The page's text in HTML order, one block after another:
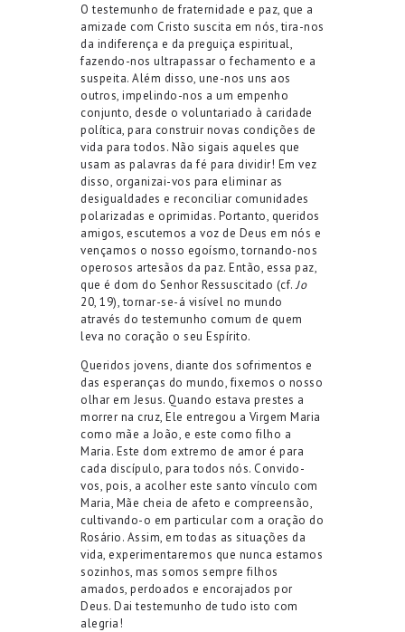
O testemunho de fraternidade e paz, que a
amizade com Cristo suscita em nós, tira-nos
da indiferença e da preguiça espiritual,
fazendo-nos ultrapassar o fechamento e a
suspeita. Além disso, une-nos uns aos
outros, impelindo-nos a um empenho
conjunto, desde o voluntariado à caridade
política, para construir novas condições de
vida para todos. Não sigais aqueles que
usam as palavras da fé para dividir! Em vez
disso, organizai-vos para eliminar as
desigualdades e reconciliar comunidades
polarizadas e oprimidas. Portanto, queridos
amigos, escutemos a voz de Deus em nós e
vençamos o nosso egoísmo, tornando-nos
operosos artesãos da paz. Então, essa paz,
que é dom do Senhor Ressuscitado (cf.Jo
20, 19), tornar-se-á visível no mundo
através do testemunho comum de quem
leva no coração o seu Espírito.
Queridos jovens, diante dos sofrimentos e
das esperanças do mundo, fixemos o nosso
olhar em Jesus. Quando estava prestes a
morrer na cruz, Ele entregou a Virgem Maria
como mãe a João, e este como filho a
Maria. Este dom extremo de amor é para
cada discípulo, para todos nós. Convido-
vos, pois, a acolher este santo vínculo com
Maria, Mãe cheia de afeto e compreensão,
cultivando-o em particular com a oração do
Rosário. Assim, em todas as situações da
vida, experimentaremos que nunca estamos
sozinhos, mas somos sempre filhos
amados, perdoados e encorajados por
Deus. Dai testemunho de tudo isto com
alegria!